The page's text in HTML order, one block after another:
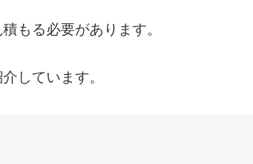
もる必要があります。
しています。